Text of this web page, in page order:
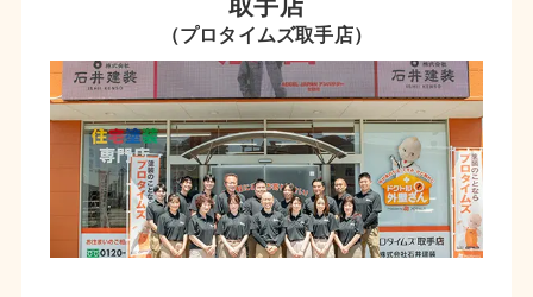
（プロタイムズ取手店）